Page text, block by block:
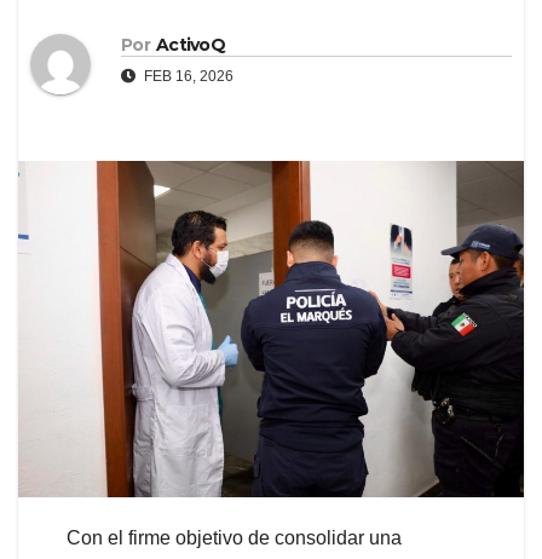
Por ActivoQ
FEB 16, 2026
Con el firme objetivo de consolidar una